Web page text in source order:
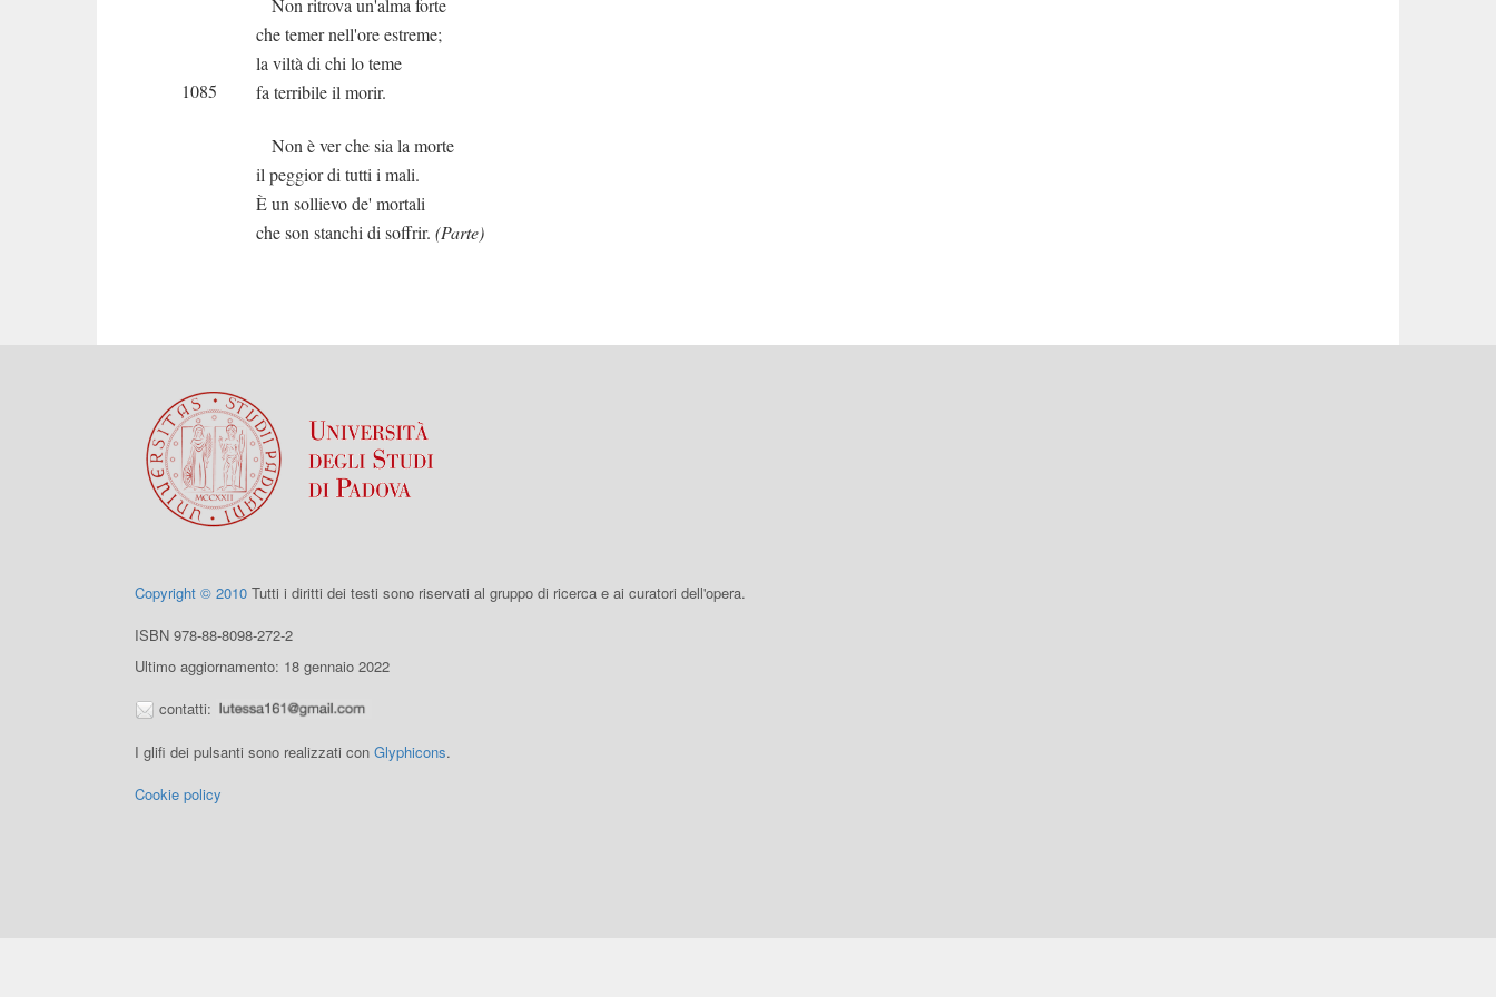
Non ritrova un'alma forte
che temer nell'ore estreme;
la viltà di chi lo teme
1085
fa terribile il morir.
Non è ver che sia la morte
il peggior di tutti i mali.
È un sollievo de' mortali
che son stanchi di soffrir. (Parte)
Copyright © 2010 Tutti i diritti dei testi sono riservati al gruppo di ricerca e ai curatori dell'opera.
ISBN 978-88-8098-272-2
Ultimo aggiornamento: 18 gennaio 2022
contatti:
I glifi dei pulsanti sono realizzati con Glyphicons.
Cookie policy